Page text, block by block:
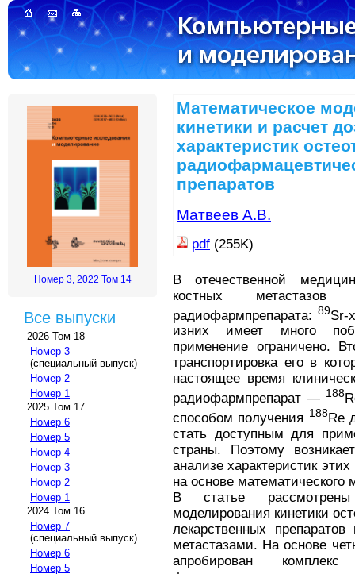
Номер 3, 2022 Том 14
Все выпуски
2026 Том 18
Номер 3
(специальный выпуск)
Номер 2
Номер 1
2025 Том 17
Номер 6
Номер 5
Номер 4
Номер 3
Номер 2
Номер 1
2024 Том 16
Номер 7
(специальный выпуск)
Номер 6
Номер 5
Математическое
кинетики и расчет
характеристик
препаратов
Матвеев А.В.
pdf (255K)
В отечественной
костных
радиофармпрепарата: 89Sr-
изних имеет много
применение ограничено.
транспортировка его в
настоящее время
радиофармпрепарат — 188
способом получения 188Re
стать доступным для
страны. Поэтому
анализе характеристик
на основе математического
В статье рассмотрены
моделирования кинетики
лекарственных
метастазами. На основе
апробирован